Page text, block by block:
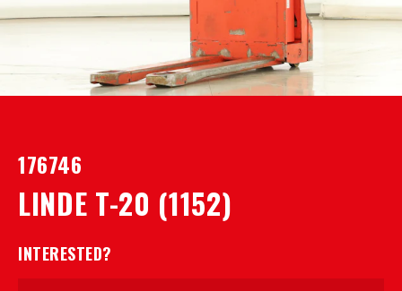
176746
LINDE T-20 (1152)
INTERESTED?